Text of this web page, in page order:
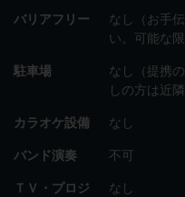
バリアフリー
なし（お手
い。可能な
駐車場
なし（提携
しの方は近
カラオケ設備 なし
バンド演奏 不可
ＴＶ・プロジ
なし